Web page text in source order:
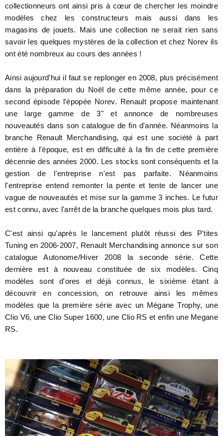
collectionneurs ont ainsi pris à cœur de chercher les moindre
modèles chez les constructeurs mais aussi dans les
magasins de jouets. Mais une collection ne serait rien sans
savoir les quelques mystères de la collection et chez Norev ils
ont été nombreux au cours des années !
Ainsi aujourd'hui il faut se replonger en 2008, plus précisément
dans la préparation du Noël de cette même année, pour ce
second épisode l'épopée Norev. Renault propose maintenant
une large gamme de 3" et annonce de nombreuses
nouveautés dans son catalogue de fin d'année. Néanmoins la
branche Renault Merchandising, qui est une société à part
entière à l'époque, est en difficulté à la fin de cette première
décennie des années 2000. Les stocks sont conséquents et la
gestion de l'entreprise n'est pas parfaite. Néanmoins
l'entreprise entend remonter la pente et tente de lancer une
vague de nouveautés et mise sur la gamme 3 inches. Le futur
est connu, avec l'arrêt de la branche quelques mois plus tard.
C'est ainsi qu'après le lancement plutôt réussi des P'tites
Tuning en 2006-2007, Renault Merchandising annonce sur son
catalogue Autonome/Hiver 2008 la seconde série. Cette
dernière est à nouveau constituée de six modèles. Cinq
modèles sont d'ores et déjà connus, le sixième étant à
découvrir en concession, on retrouve ainsi les mêmes
modèles que la première série avec un Mégane Trophy, une
Clio V6, une Clio Super 1600, une Clio RS et enfin une Megane
RS.